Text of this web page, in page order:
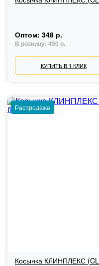
Оптом: 348 р.
В розницу: 450 р.
КУПИТЬ В 1 КЛИК
Распродажа
Косынка КЛИНПЛЕКС